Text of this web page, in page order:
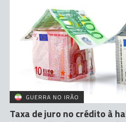
GUERRA NO IRÃO
Taxa de juro no crédito à